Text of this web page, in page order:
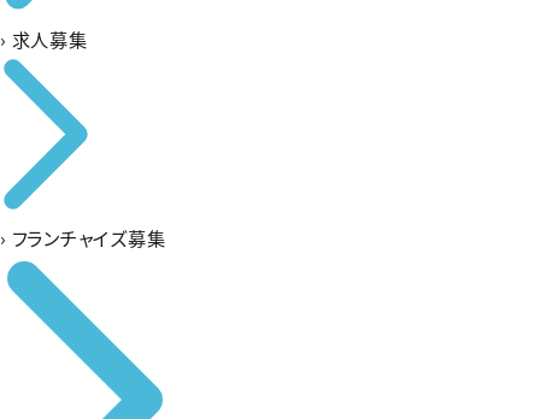
› 求人募集
› フランチャイズ募集